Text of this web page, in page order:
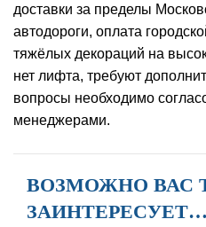
доставки за пределы
автодороги, оплата
тяжёлых декораций на
нет лифта, требуют
вопросы необходимо
менеджерами.
ВОЗМОЖНО ВАС
ЗАИНТЕРЕСУЕТ…